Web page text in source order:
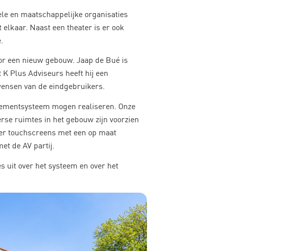
en maatschappelijke organisaties
Naast een theater is er ook
een nieuw gebouw. Jaap de Bué is
Plus Adviseurs heeft hij een
van de eindgebruikers.
mogen realiseren. Onze
ruimtes in het gebouw zijn voorzien
touchscreens met een op maat
de AV partij.
uit over het systeem en over het